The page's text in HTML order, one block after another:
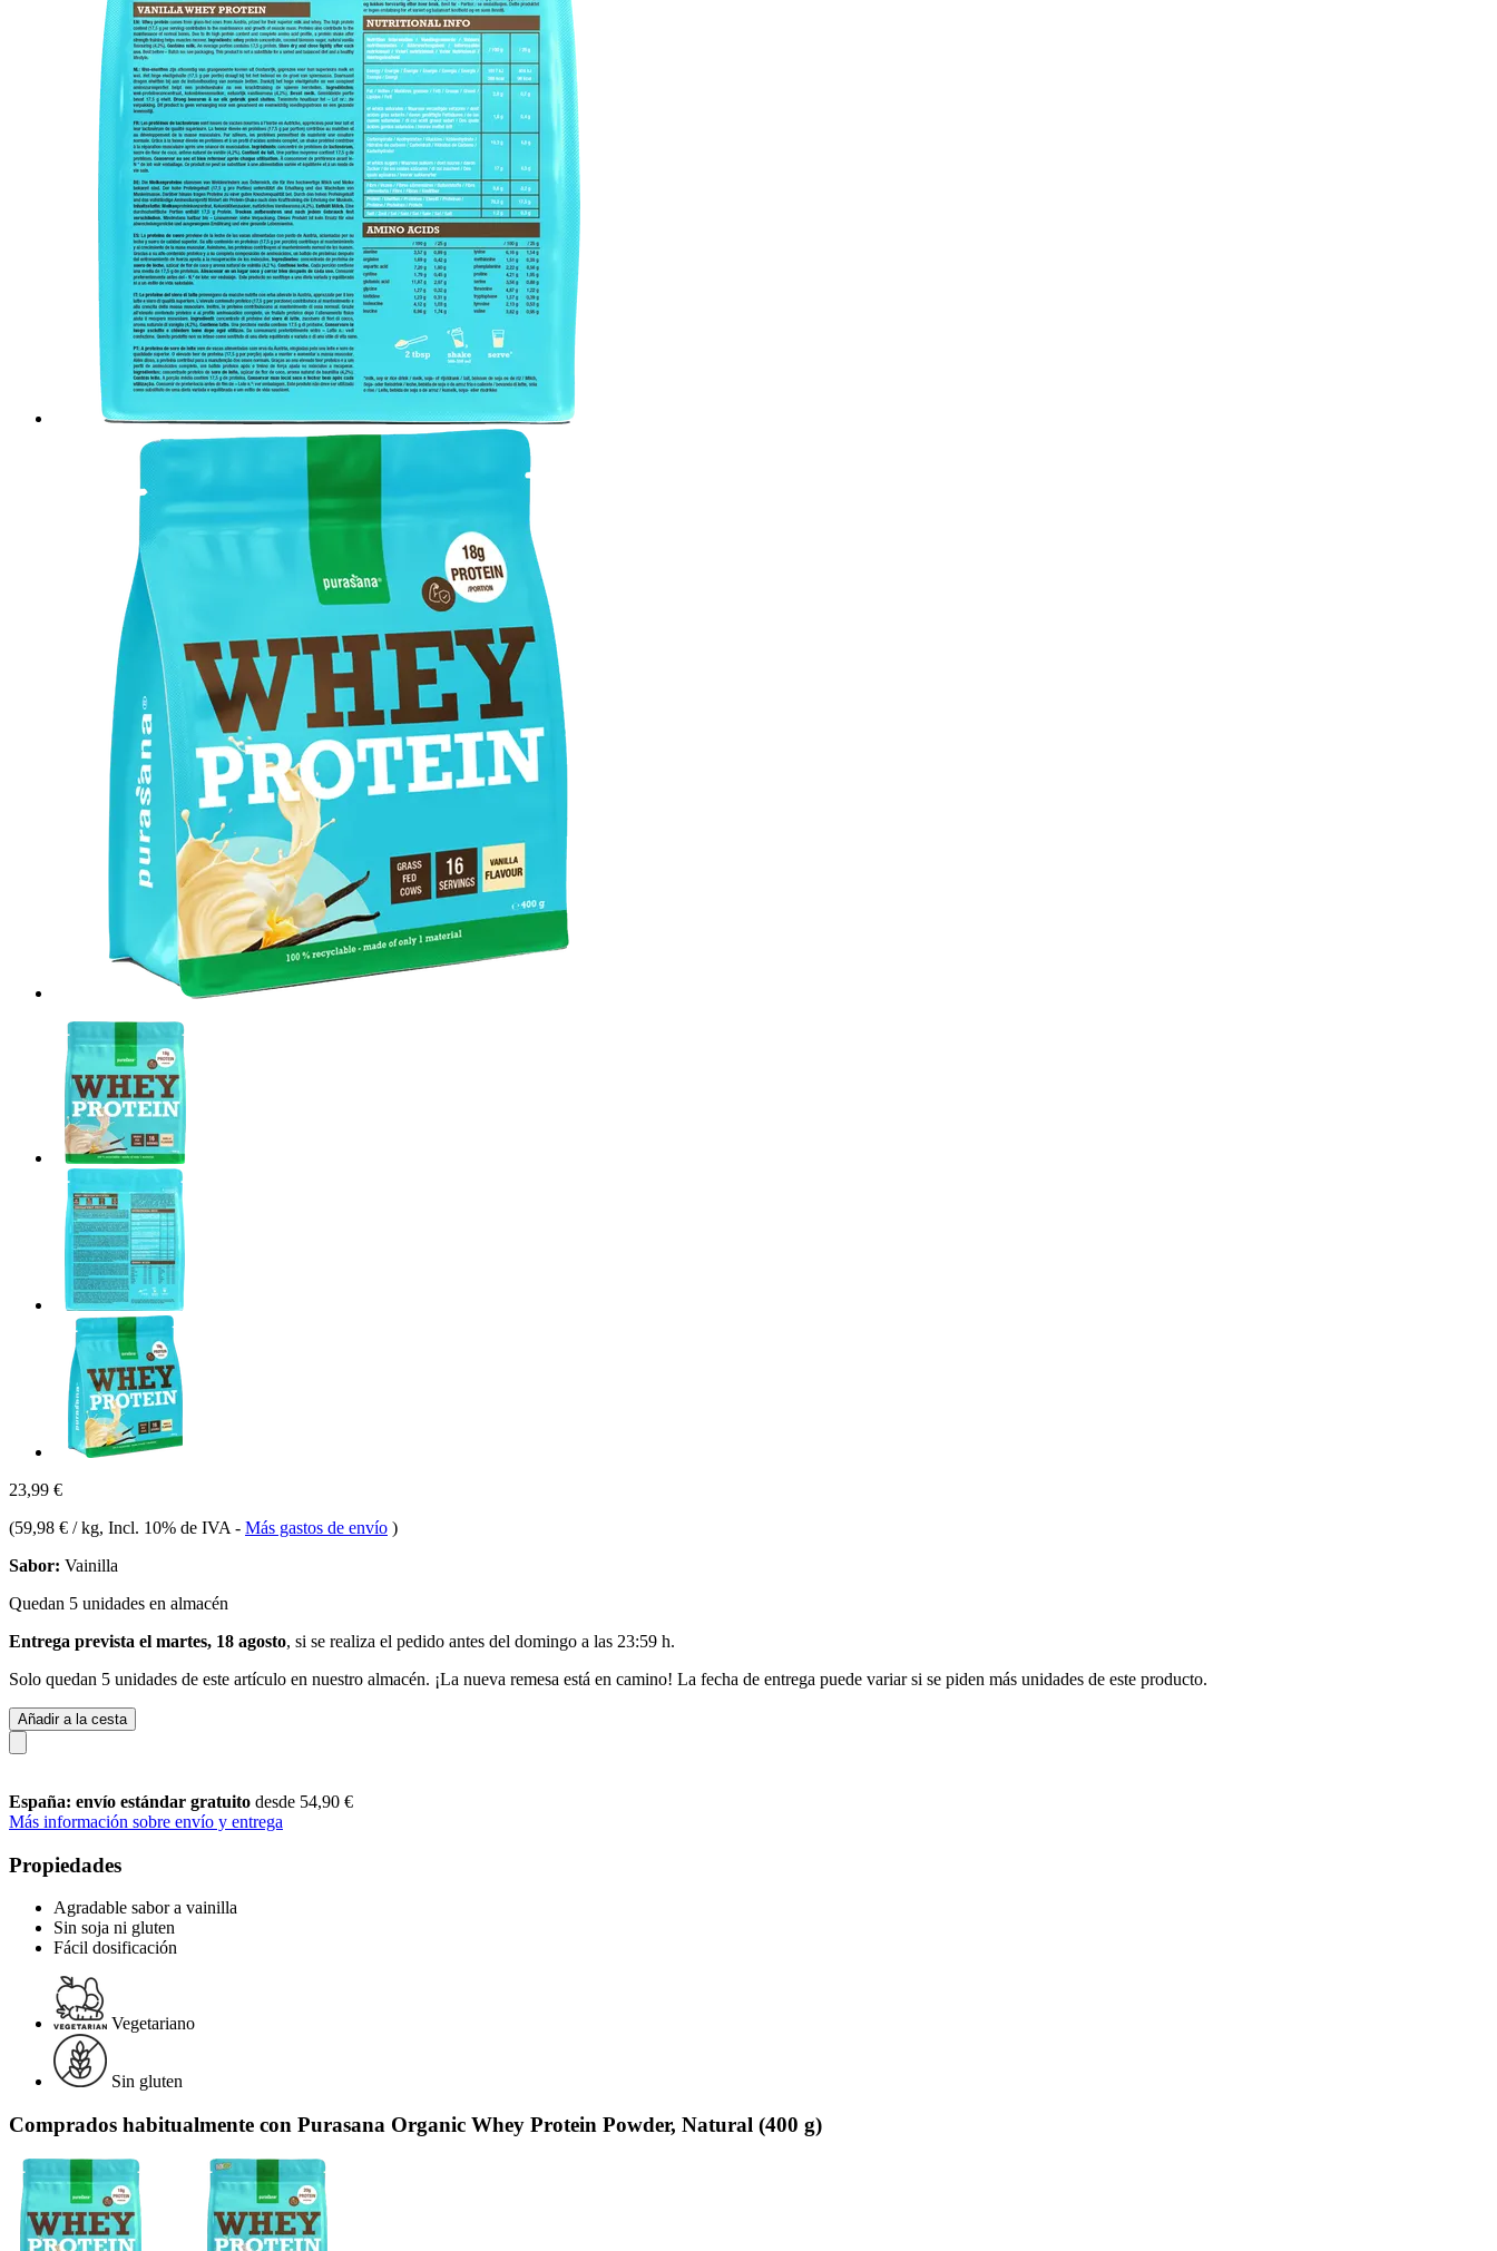
23,99 €
(59,98 € / kg, Incl. 10% de IVA - Más gastos de envío )
Sabor: Vainilla
Quedan 5 unidades en almacén
Entrega prevista el martes, 18 agosto, si se realiza el pedido antes del domingo a las 23:59 h.
Solo quedan 5 unidades de este artículo en nuestro almacén. ¡La nueva remesa está en camino! La fecha de entrega puede variar si se piden más unidades de este producto.
Añadir a la cesta
España: envío estándar gratuito desde 54,90 €
Más información sobre envío y entrega
Propiedades
Agradable sabor a vainilla
Sin soja ni gluten
Fácil dosificación
Vegetariano
Sin gluten
Comprados habitualmente con Purasana Organic Whey Protein Powder, Natural (400 g)